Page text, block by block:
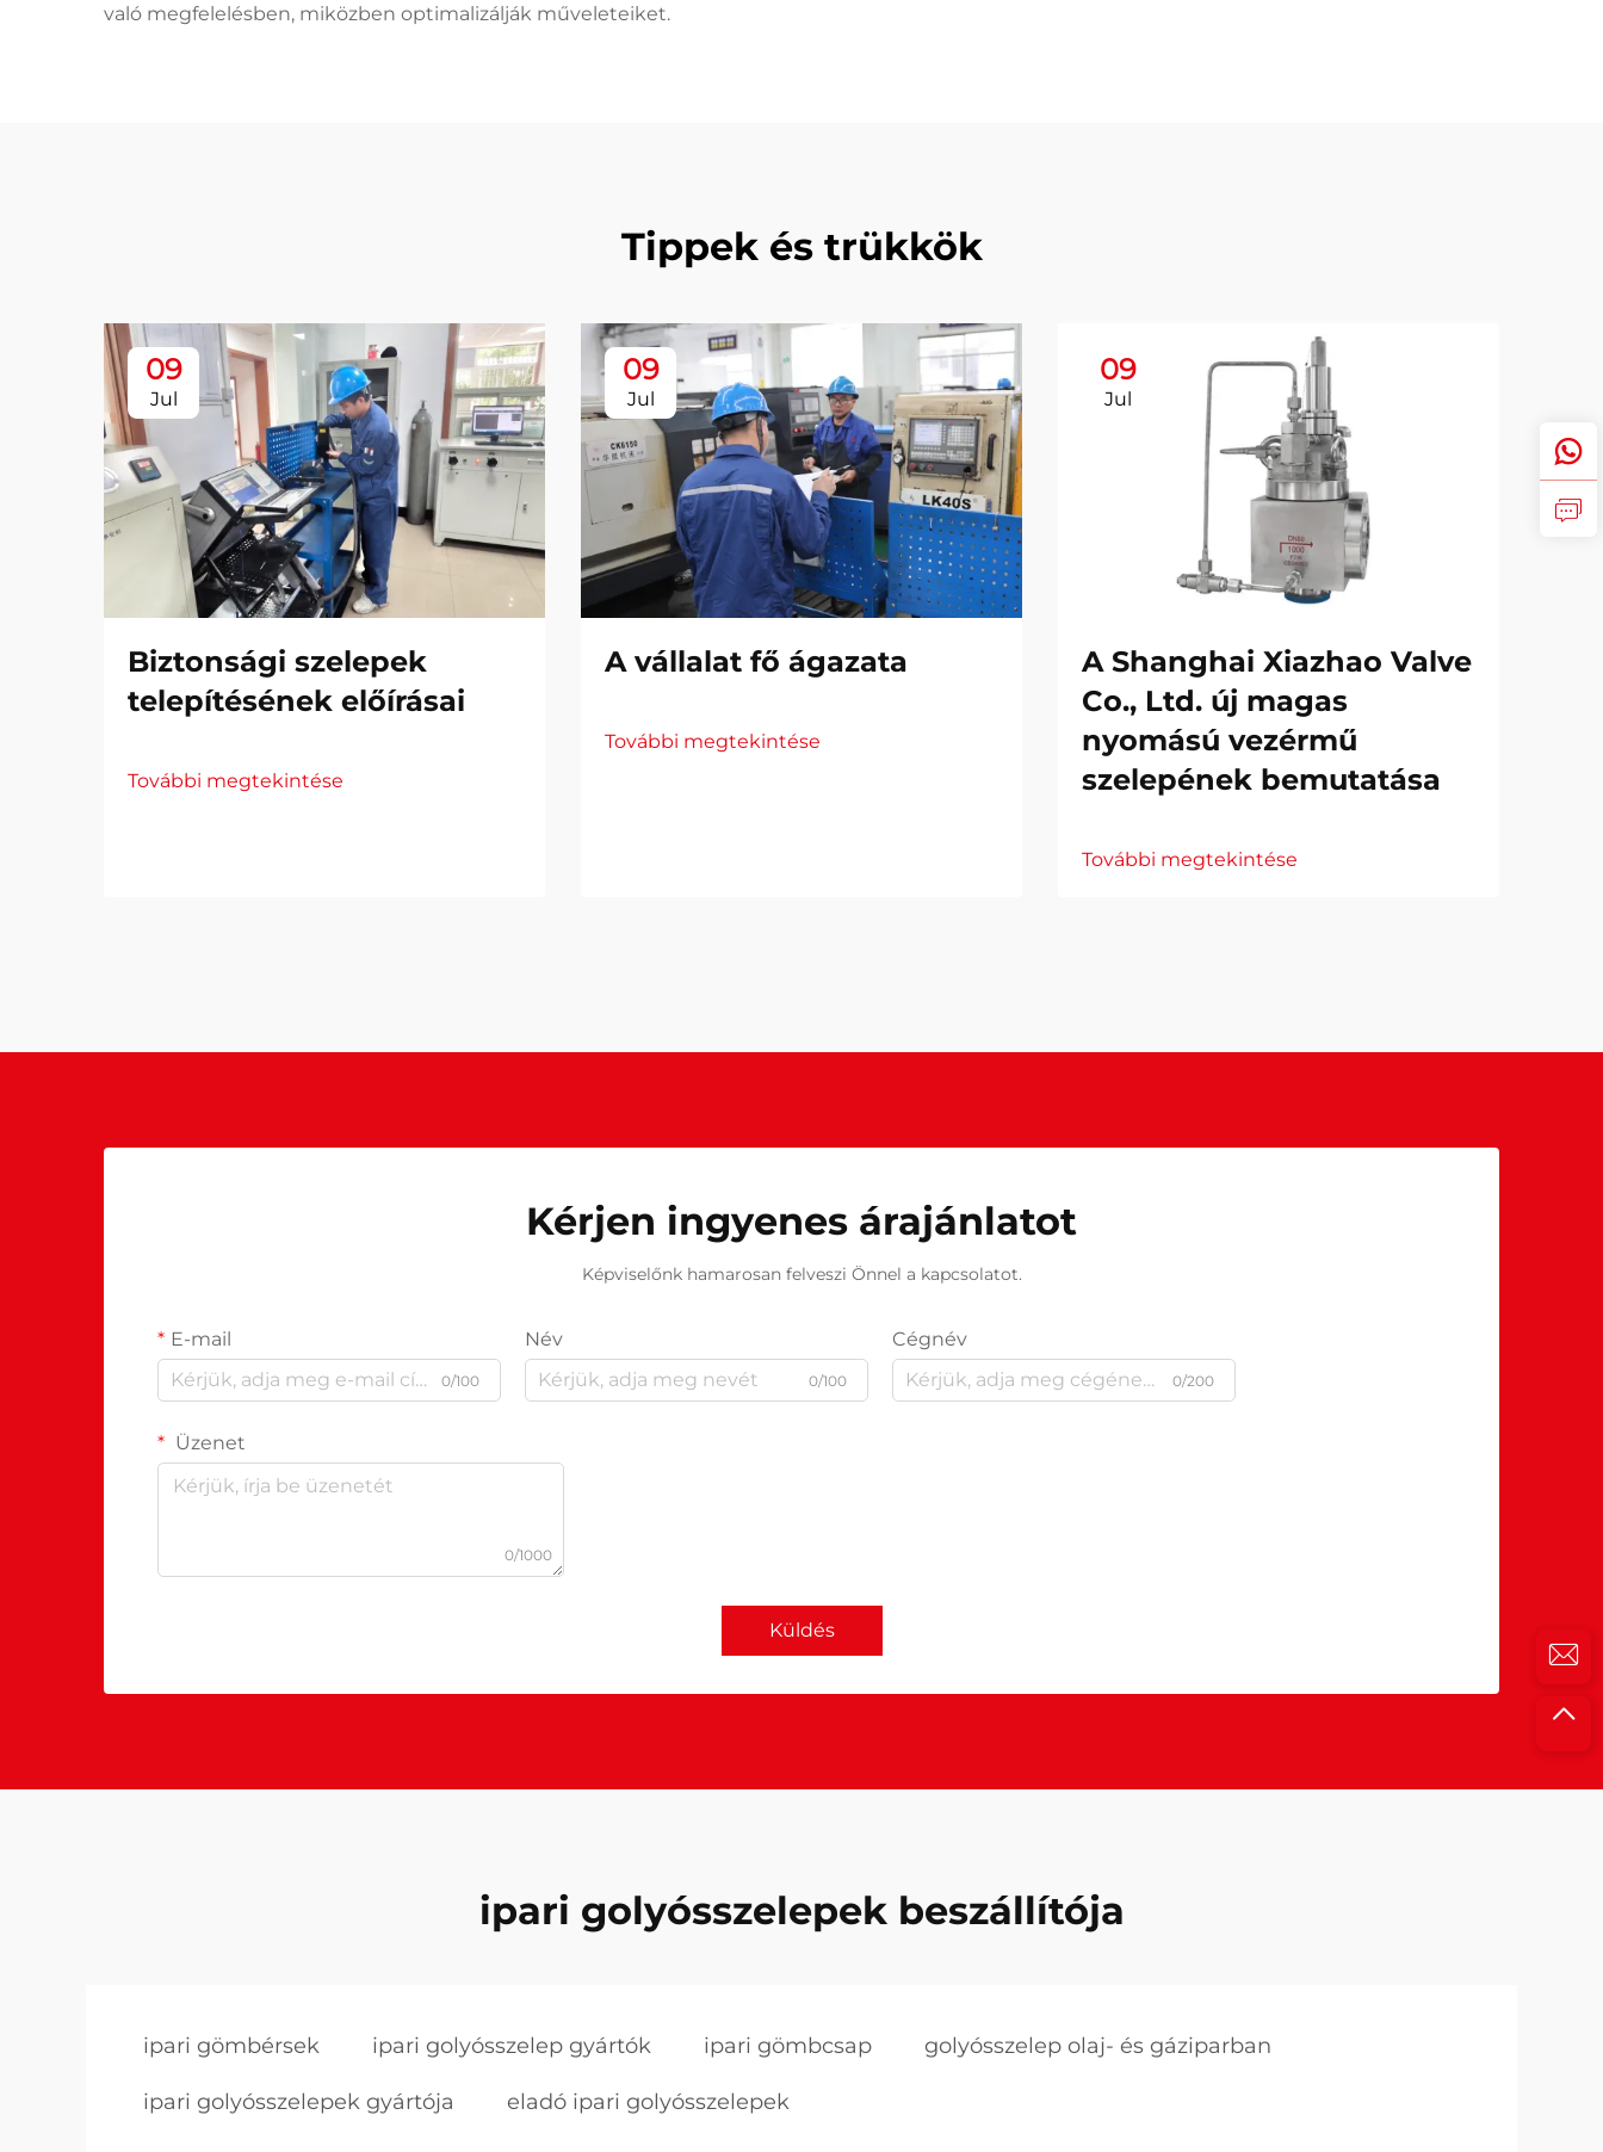
való megfelelésben, miközben optimalizálják műveleteiket.
Tippek és trükkök
09
Jul
Biztonsági szelepek
telepítésének előírásai
További megtekintése
09
Jul
A vállalat fő ágazata
További megtekintése
09
Jul
A Shanghai Xiazhao Valve
Co., Ltd. új magas
nyomású vezérmű
szelepének bemutatása
További megtekintése
Kérjen ingyenes árajánlatot
Képviselőnk hamarosan felveszi Önnel a kapcsolatot.
E-mail
0/100
Név
0/100
Cégnév
0/200
Üzenet
0/1000
Küldés
ipari golyósszelepek beszállítója
ipari gömbérsek ipari golyósszelep gyártók ipari gömbcsap golyósszelep olaj- és gáziparban
ipari golyósszelepek gyártója eladó ipari golyósszelepek